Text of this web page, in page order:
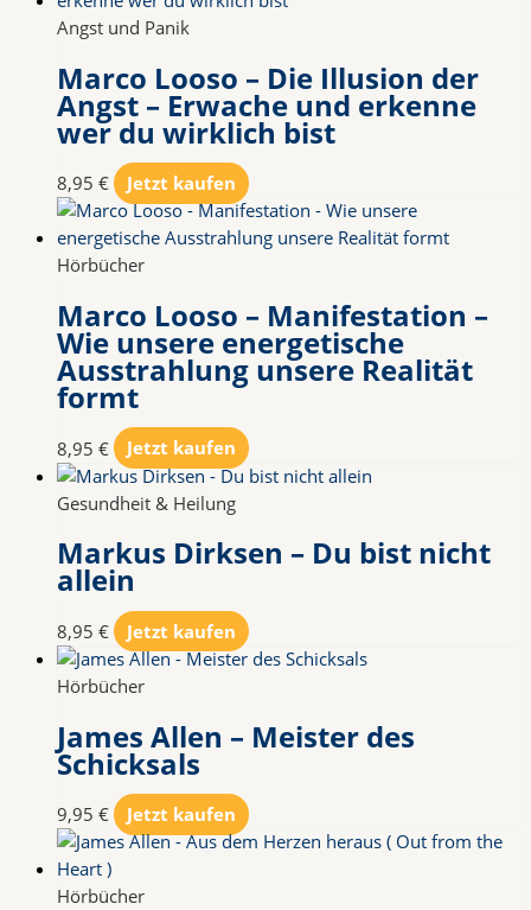
Angst und Panik
Marco Looso – Die Illusion der
Angst – Erwache und erkenne
wer du wirklich bist
8,95 € Jetzt kaufen
Hörbücher
Marco Looso – Manifestation –
Wie unsere energetische
Ausstrahlung unsere Realität
formt
8,95 € Jetzt kaufen
Gesundheit & Heilung
Markus Dirksen – Du bist nicht
allein
8,95 € Jetzt kaufen
Hörbücher
James Allen – Meister des
Schicksals
9,95 € Jetzt kaufen
Hörbücher